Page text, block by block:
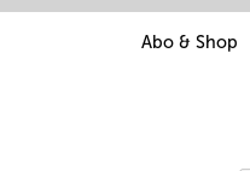
Abo & Shop